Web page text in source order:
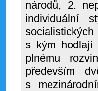
národů, 2.
individuální
s kým hodlají
plnému
především
s